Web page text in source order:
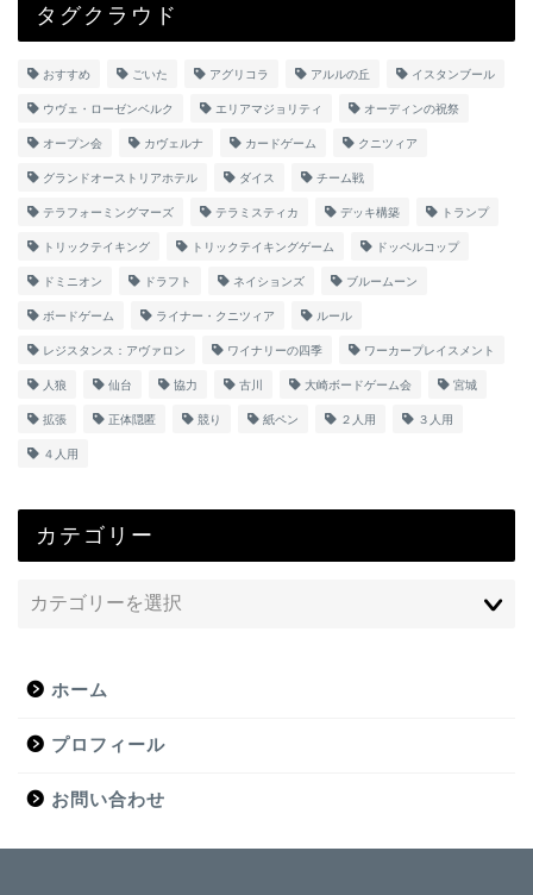
タグクラウド
おすすめ ごいた アグリコラ アルルの丘 イスタンブール
ウヴェ・ローゼンベルク エリアマジョリティ オーディンの祝祭
オープン会 カヴェルナ カードゲーム クニツィア
グランドオーストリアホテル ダイス チーム戦
テラフォーミングマーズ テラミスティカ デッキ構築 トランプ
トリックテイキング トリックテイキングゲーム ドッペルコップ
ドミニオン ドラフト ネイションズ ブルームーン
ボードゲーム ライナー・クニツィア ルール
レジスタンス：アヴァロン ワイナリーの四季 ワーカープレイスメント
人狼 仙台 協力 古川 大崎ボードゲーム会 宮城
拡張 正体隠匿 競り 紙ペン ２人用 ３人用
４人用
カテゴリー
ホーム
プロフィール
お問い合わせ